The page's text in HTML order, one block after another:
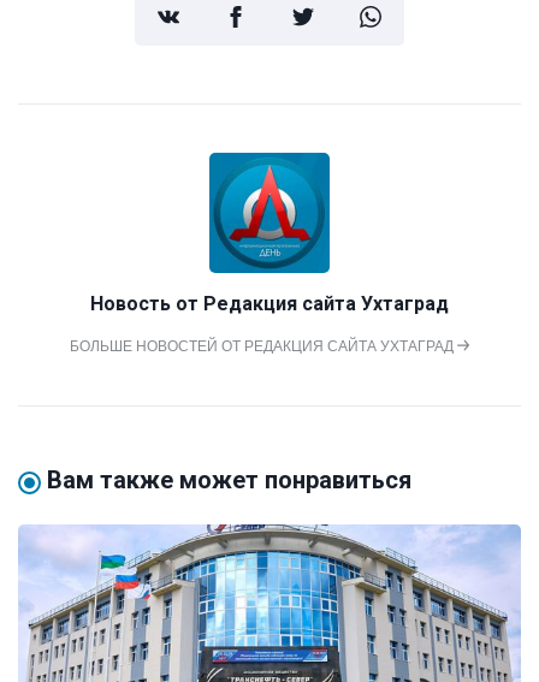
Новость от Редакция сайта Ухтаград
БОЛЬШЕ НОВОСТЕЙ ОТ РЕДАКЦИЯ САЙТА УХТАГРАД
Вам также может понравиться